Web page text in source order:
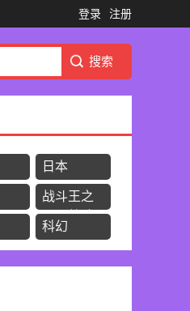
登录 注册
日本
战斗王之
飓风战魂1
科幻